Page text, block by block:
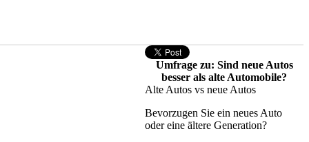
Umfrage zu: Sind neue Autos
besser als alte Automobile?
Alte Autos vs neue Autos
Bevorzugen Sie ein neues Auto
oder eine ältere Generation?